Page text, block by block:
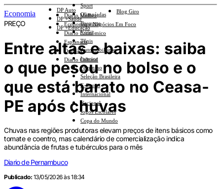
Sport
Olimpíadas
Basquete
Vôlei
Tênis
Automobilismo
Interior
Feminino
Seleção Brasileira
E-Sports
Internacional
Nacional
Jogos Escolares
Copa do Mundo
DP Auto
DP +Saúde
DP +Educação
Diario Mulher
Economia e Negócios Em Foco
Diario Econômico
Esplanada
Opinião
Diario Cultural
Blog Giro
Economia
PREÇO
Entre altas e baixas: saiba
o que pesou no bolso e o
que está barato no Ceasa-
PE após chuvas
Chuvas nas regiões produtoras elevam preços de itens básicos como
tomate e coentro, mas calendário de comercialização indica
abundância de frutas e tubérculos para o mês
Diario de Pernambuco
Publicado: 13/05/2026 às 18:34